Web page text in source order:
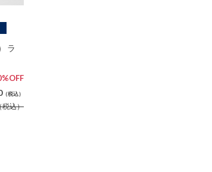
ラ
（税込）
税込）